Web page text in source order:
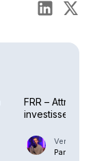
FRR –
investissement
Vendredi
Par